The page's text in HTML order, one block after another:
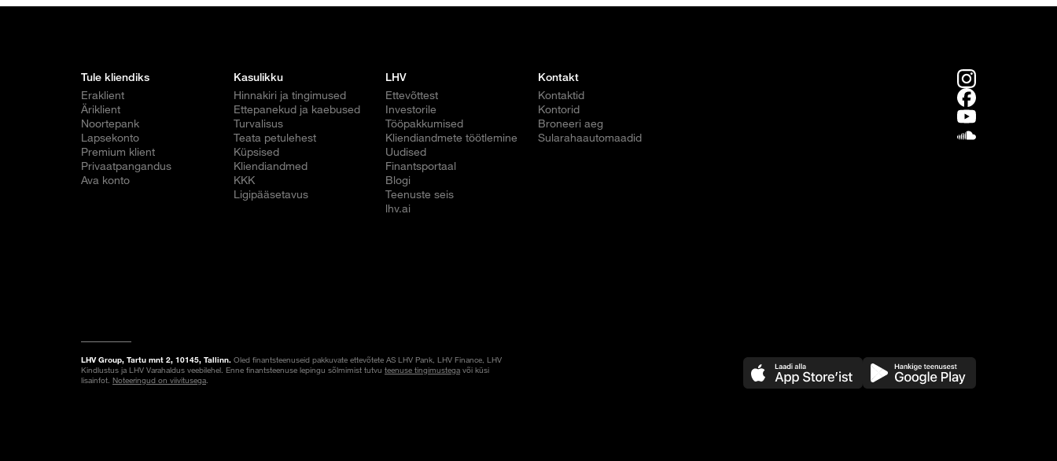
Tule kliendiks
Eraklient
Äriklient
Noortepank
Lapsekonto
Premium klient
Privaatpangandus
Ava konto
Kasulikku
Hinnakiri ja tingimused
Ettepanekud ja kaebused
Turvalisus
Teata petulehest
Küpsised
Kliendiandmed
KKK
Ligipääsetavus
LHV
Ettevõttest
Investorile
Tööpakkumised
Kliendiandmete töötlemine
Uudised
Finantsportaal
Blogi
Teenuste seis
lhv.ai
Kontakt
Kontaktid
Kontorid
Broneeri aeg
Sularahaautomaadid
LHV Group, Tartu mnt 2, 10145, Tallinn. Oled finantsteenuseid pakkuvate ettevõtete AS LHV Pank, LHV Finance, LHV
Kindlustus ja LHV Varahaldus veebilehel. Enne finantsteenuse lepingu sõlmimist tutvu teenuse tingimustega või küsi
lisainfot. Noteeringud on viivitusega.